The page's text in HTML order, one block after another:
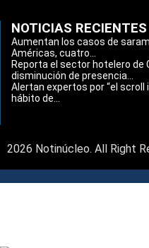
NOTICIAS RECIENTES
Aumentan los casos de
Américas, cuatro...
Reporta el sector hotelero de
disminución de presencia...
Alertan expertos por “el scroll
hábito de...
2026 Notinúcleo. All Right